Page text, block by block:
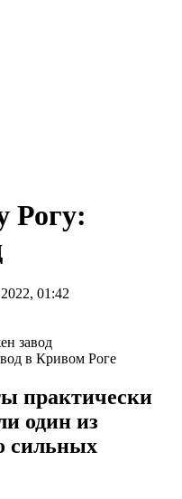
Рогу:
01:42
в Кривом Роге
практически
один из
сильных